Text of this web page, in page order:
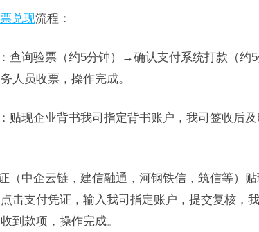
兑现流程：
查询验票（约5分钟）→确认支付系统打款（约
人员收票，操作完成。
贴现企业背书我司指定背书账户，我司签收后
（中企云链，建信融通，河钢铁信，筑信等）
击支付凭证，输入我司指定账户，提交复核，
到款项，操作完成。